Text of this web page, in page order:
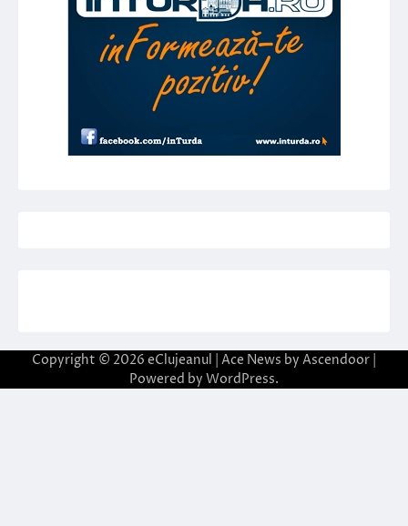
Copyright © 2026 eClujeanul | Ace News by Ascendoor
Powered by WordPress.